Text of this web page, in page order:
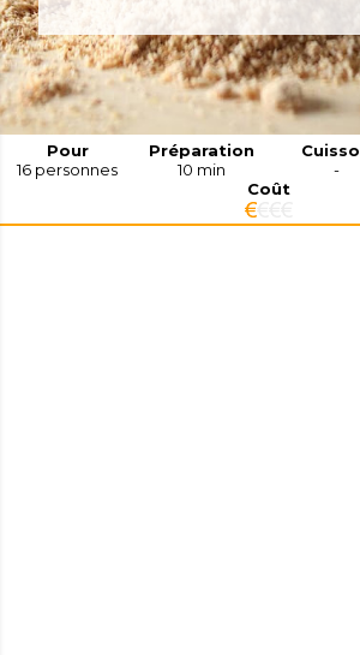
Pour
16 personnes
Préparation
10 min
-
Coût